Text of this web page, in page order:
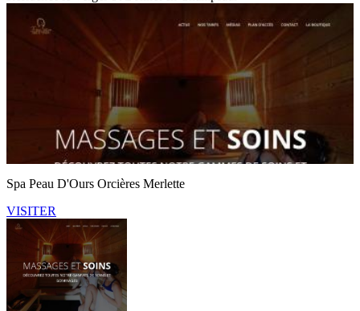
Spa Peau D'Ours Orcières Merlette
VISITER